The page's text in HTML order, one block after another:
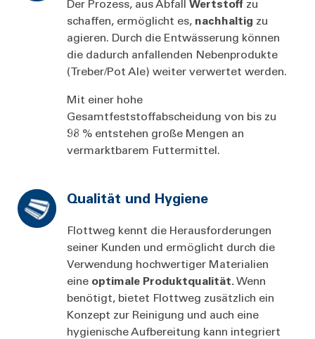
schaffen, ermöglicht es, nachhaltig zu
agieren. Durch die Entwässerung können
die dadurch anfallenden Nebenprodukte
(Treber/Pot Ale) weiter verwertet werden.
Mit einer hohe
Gesamtfeststoffabscheidung von bis zu
98 % entstehen große Mengen an
vermarktbarem Futtermittel.
Qualität und Hygiene
Flottweg kennt die Herausforderungen
seiner Kunden und ermöglicht durch die
Verwendung hochwertiger Materialien
eine optimale Produktqualität.Wenn
benötigt, bietet Flottweg zusätzlich ein
Konzept zur Reinigung und auch eine
hygienische Aufbereitung kann integriert